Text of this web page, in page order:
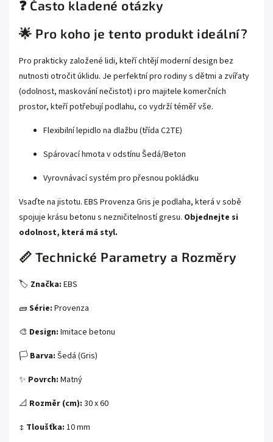
❓ Často kladené otázky
🌟 Pro koho je tento produkt ideální?
Pro prakticky založené lidi, kteří chtějí moderní design bez
nutnosti otročit úklidu. Je perfektní pro rodiny s dětmi a zvířaty
(odolnost, maskování nečistot) i pro majitele komerčních
prostor, kteří potřebují podlahu, co vydrží téměř vše.
Flexibilní lepidlo na dlažbu (třída C2TE)
Spárovací hmota v odstínu Šedá/Beton
Vyrovnávací systém pro přesnou pokládku
Vsaďte na jistotu. EBS Provenza Gris je podlaha, která v sobě
spojuje krásu betonu s nezničitelností gresu. Objednejte si
odolnost, která má styl.
📏 Technické Parametry a Rozměry
🏷️ Značka: EBS
🧱Série: Provenza
🎨 Design: Imitace betonu
🏳️ Barva: Šedá (Gris)
✨ Povrch: Matný
📐 Rozměr (cm): 30 x 60
↕️ Tloušťka: 10 mm